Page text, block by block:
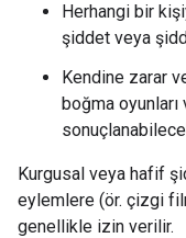
Herhangi bir
şiddet veya
Kendine zarar
boğma
Kurgusal veya hafif
eylemlere (ör. çizgi
genellikle izin verilir.